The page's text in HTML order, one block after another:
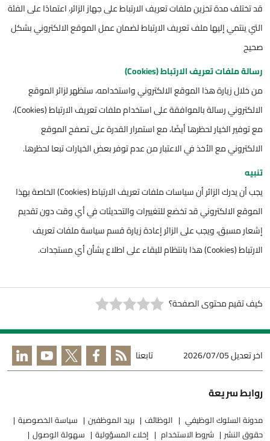
قد تختلف مدة تخزين ملفات تعريف الارتباط على جهاز الزائر، اعتمادًا على الفئة
التي ينتمي إليها ملف تعريف الارتباط لضمان عمل الموقع الالكتروني بشكل
صحيح
رسالة ملفات تعريف الارتباط (Cookies)
من خلال زيارة هذا الموقع الالكتروني واستخدامه، ستظهر لزائر الموقع
الالكتروني رسالة بالموافقة على استخدام ملفات تعريف الارتباط (Cookies)،
مع توفير الخيار لحظرها أيضًا، مع استمرار القدرة على تصفح الموقع
الالكتروني مع الأخذ في الاعتبار من عدم توفر بعض الخيارات تبعا لحظرها.
تنبيه
يجب أن يدرك الزائر أن سياسات ملفات تعريف الارتباط (Cookies) الخاصة بهذا
الموقع الالكتروني قد تخضع للتغييرات والتحديثات في أي وقت دون تقديم
إشعار مسبق، ويجب على الزائر إعادة زيارة قسم سياسة ملفات تعريف
الارتباط (Cookies) هذا بانتظام للبقاء على اطلاع بشأن أي مستجدات.
كيف تقيم محتوى الصفحة؟
اخر تعديل2026/07/05 تابعنا
روابط سريعة
مدونة السلوك الوظيفي الوظائف بريد الموظفين
سياسة الخصوصية
حقوق النشر
شروط الاستخدام إخلاء المسؤولية سهولة الوصول